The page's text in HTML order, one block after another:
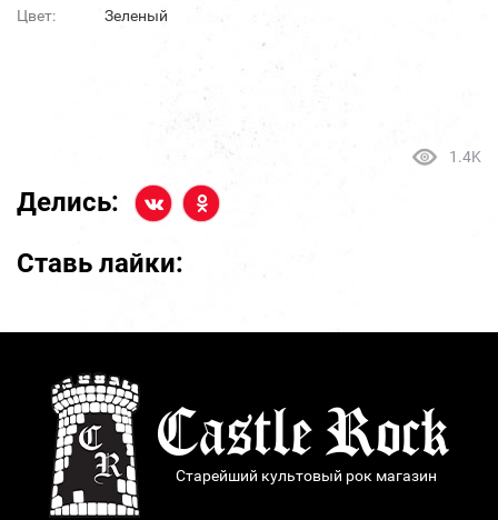
Цвет:
Зеленый
1.4K
Делись:
Ставь лайки:
Старейший культовый рок магазин